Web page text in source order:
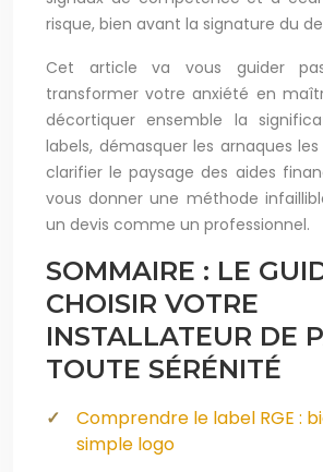
risque, bien avant la signature du
Cet article va vous guider
transformer votre anxiété en
décortiquer ensemble la
labels, démasquer les arnaques
clarifier le paysage des aides
vous donner une méthode
un devis comme un professionnel.
SOMMAIRE : LE
CHOISIR VOTRE
INSTALLATEUR DE
TOUTE SÉRÉNITÉ
Comprendre le label RGE :
simple logo